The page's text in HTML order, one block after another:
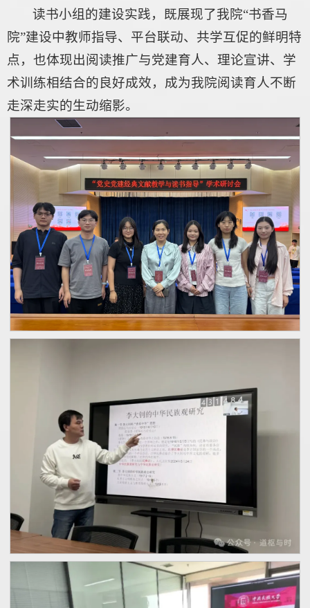
读书小组的建设实践，既展现了我院“书香马
院”建设中教师指导、平台联动、共学互促的鲜明特
点，也体现出阅读推广与党建育人、理论宣讲、学
术训练相结合的良好成效，成为我院阅读育人不断
走深走实的生动缩影。